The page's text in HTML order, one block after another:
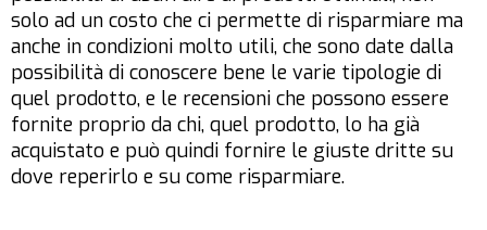
solo ad un costo che ci permette di risparmiare ma
anche in condizioni molto utili, che sono date dalla
possibilità di conoscere bene le varie tipologie di
quel prodotto, e le recensioni che possono essere
fornite proprio da chi, quel prodotto, lo ha già
acquistato e può quindi fornire le giuste dritte su
dove reperirlo e su come risparmiare.